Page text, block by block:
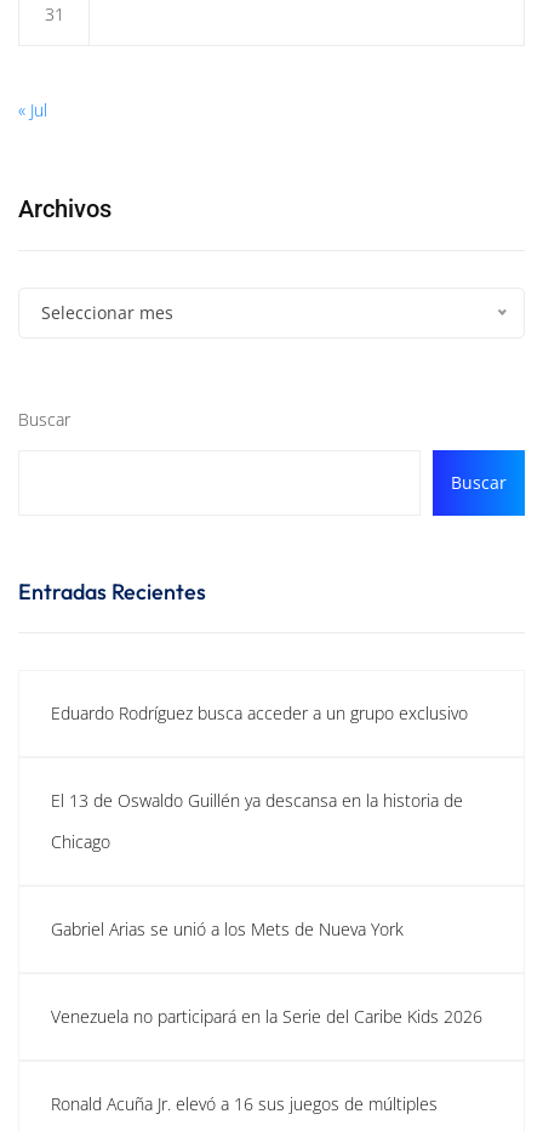
31
« Jul
Archivos
Seleccionar mes
Buscar
Buscar
Entradas Recientes
Eduardo Rodríguez busca acceder a un grupo exclusivo
El 13 de Oswaldo Guillén ya descansa en la historia de
Chicago
Gabriel Arias se unió a los Mets de Nueva York
Venezuela no participará en la Serie del Caribe Kids 2026
Ronald Acuña Jr. elevó a 16 sus juegos de múltiples